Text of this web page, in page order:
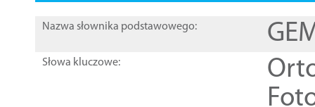
Nazwa słownika podstawowego:
Słowa kluczowe: